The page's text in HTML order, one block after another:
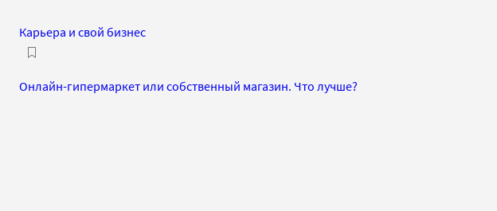
Карьера и свой бизнес
Онлайн-гипермаркет или собственный магазин. Что лучше?